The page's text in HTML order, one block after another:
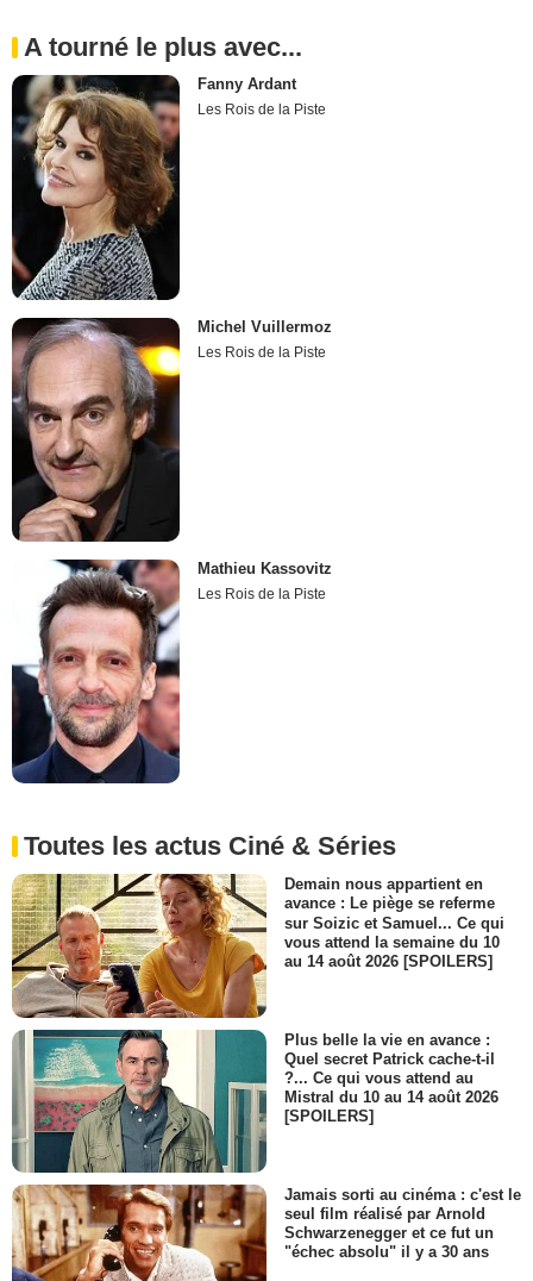
A tourné le plus avec...
Fanny Ardant
Les Rois de la Piste
Michel Vuillermoz
Les Rois de la Piste
Mathieu Kassovitz
Les Rois de la Piste
Toutes les actus Ciné & Séries
Demain nous appartient en
avance : Le piège se referme
sur Soizic et Samuel... Ce qui
vous attend la semaine du 10
au 14 août 2026 [SPOILERS]
Plus belle la vie en avance :
Quel secret Patrick cache-t-il
?... Ce qui vous attend au
Mistral du 10 au 14 août 2026
[SPOILERS]
Jamais sorti au cinéma : c'est le
seul film réalisé par Arnold
Schwarzenegger et ce fut un
"échec absolu" il y a 30 ans